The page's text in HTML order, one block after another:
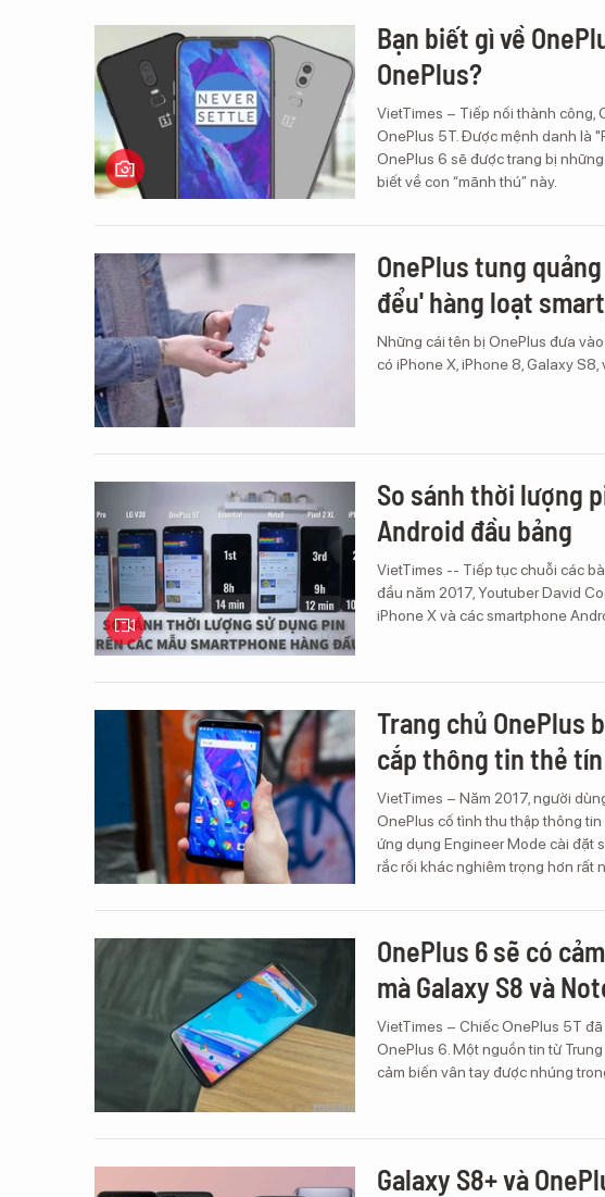
Bạn biết gì về
OnePlus?
VietTimes – Tiếp nối thành công,
OnePlus 5T. Được mệnh danh là
OnePlus 6 sẽ được trang bị
biết về con “mãnh thú” này.
OnePlus tung
đểu' hàng loạt
Những cái tên bị OnePlus đưa
có iPhone X, iPhone 8, Galaxy S8,
So sánh thời lượng
Android đầu bảng
VietTimes -- Tiếp tục chuỗi các
đầu năm 2017, Youtuber David
iPhone X và các smartphone
Trang chủ OnePlus
cắp thông tin thẻ
VietTimes – Năm 2017, người
OnePlus cố tình thu thập thông
ứng dụng Engineer Mode cài đặt
rắc rối khác nghiêm trọng hơn rất
OnePlus 6 sẽ có
mà Galaxy S8 và
VietTimes – Chiếc OnePlus 5T
OnePlus 6. Một nguồn tin từ
cảm biến vân tay được nhúng
Galaxy S8+ và